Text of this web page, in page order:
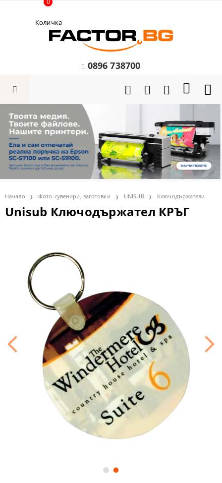
Количка
0
0896 738700
Начало Фото-сувенири, заготовки UNISUB Ключодържатели
Unisub Ключодържател КРЪГ